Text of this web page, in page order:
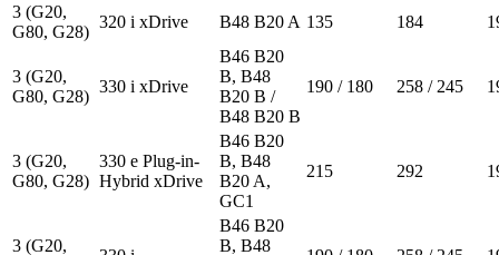
3 (G20,
G80, G28)
320 i xDrive B48 B20 A 135 184
3 (G20,
G80, G28)
330 i xDrive
B46 B20
B, B48
B20 B /
B48 B20 B
190 / 180 258 / 245
3 (G20,
G80, G28)
330 e Plug-in-
Hybrid xDrive
B46 B20
B, B48
B20 A,
GC1
215 292
3 (G20,
B46 B20
B, B48